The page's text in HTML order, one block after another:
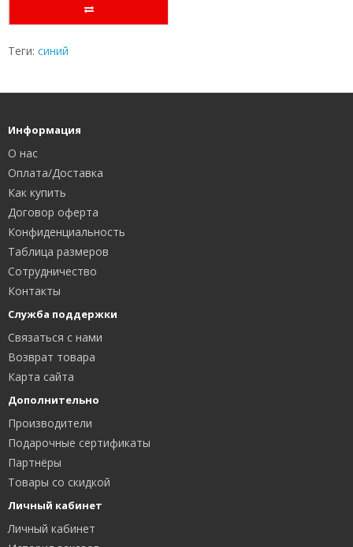
Теги: синий
Информация
О нас
Оплата/Доставка
Как купить
Договор оферта
Конфиденциальность
Таблица размеров
Сотрудничество
Контакты
Служба поддержки
Связаться с нами
Возврат товара
Карта сайта
Дополнительно
Производители
Подарочные сертификаты
Партнёры
Товары со скидкой
Личный кабинет
Личный кабинет